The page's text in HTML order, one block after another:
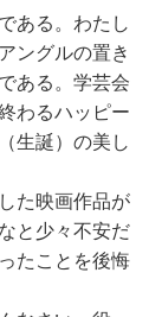
ある。わたし
ングルの置き
ある。学芸会
わるハッピー
生誕）の美し
た映画作品が
と少々不安だ
たことを後悔